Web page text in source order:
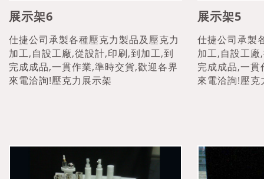
展示架6
仕捷公司承製各種壓克力製品及壓克力
加工,自設工廠,從設計,印刷,到加工,到
完成成品,一貫作業,準時交貨,歡迎各界
來電洽詢!壓克力展示架
展示架5
仕捷公司承製
加工,自設工
完成成品,一
來電洽詢!壓克